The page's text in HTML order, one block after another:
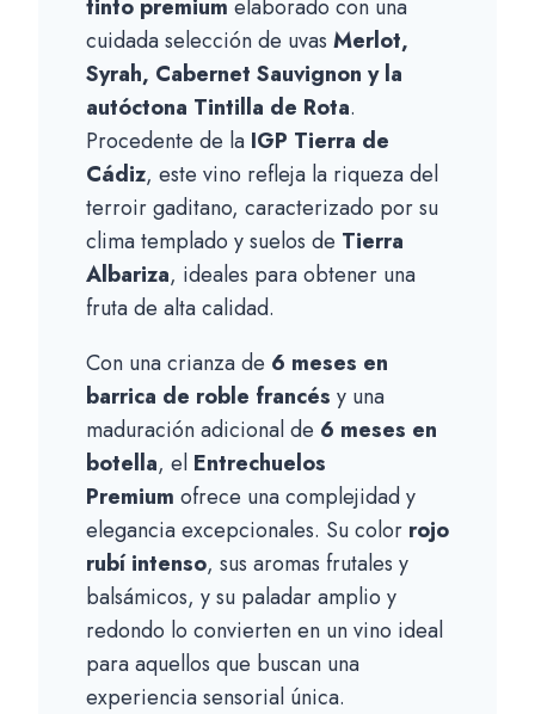
tinto premium elaborado con una
cuidada selección de uvas Merlot,
Syrah, Cabernet Sauvignon y la
autóctona Tintilla de Rota.
Procedente de la IGP Tierra de
Cádiz, este vino refleja la riqueza del
terroir gaditano, caracterizado por su
clima templado y suelos de Tierra
Albariza, ideales para obtener una
fruta de alta calidad.
Con una crianza de 6 meses en
barrica de roble francés y una
maduración adicional de 6 meses en
botella, el Entrechuelos
Premium ofrece una complejidad y
elegancia excepcionales. Su color rojo
rubí intenso, sus aromas frutales y
balsámicos, y su paladar amplio y
redondo lo convierten en un vino ideal
para aquellos que buscan una
experiencia sensorial única.